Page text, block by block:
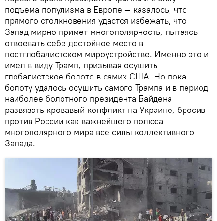
подъема популизма в Европе — казалось, что
прямого столкновения удастся избежать, что
Запад мирно примет многополярность, пытаясь
отвоевать себе достойное место в
постглобалистском мироустройстве. Именно это и
имел в виду Трамп, призывая осушить
глобалистское болото в самих США. Но пока
болоту удалось осушить самого Трампа и в период
наиболее болотного президента Байдена
развязать кровавый конфликт на Украине, бросив
против России как важнейшего полюса
многополярного мира все силы коллективного
Запада.